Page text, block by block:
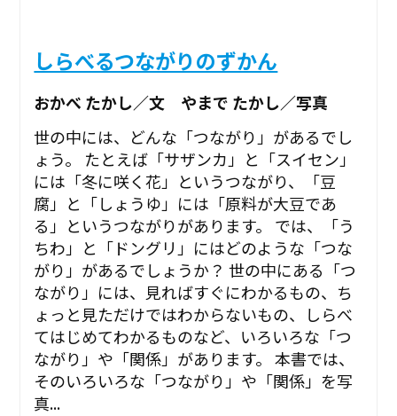
しらべるつながりのずかん
おかべ たかし／文 やまで たかし／写真
世の中には、どんな「つながり」があるでし
ょう。 たとえば「サザンカ」と「スイセン」
には「冬に咲く花」というつながり、「豆
腐」と「しょうゆ」には「原料が大豆であ
る」というつながりがあります。 では、「う
ちわ」と「ドングリ」にはどのような「つな
がり」があるでしょうか？ 世の中にある「つ
ながり」には、見ればすぐにわかるもの、ち
ょっと見ただけではわからないもの、しらべ
てはじめてわかるものなど、いろいろな「つ
ながり」や「関係」があります。 本書では、
そのいろいろな「つながり」や「関係」を写
真...